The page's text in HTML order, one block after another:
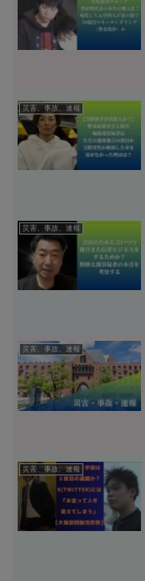
災害、事故、速報
災害、事故、速報
災害、事故、速報
災害、事故、速報